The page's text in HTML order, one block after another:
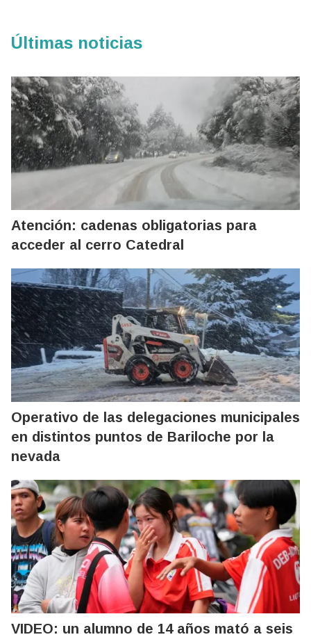
Últimas noticias
Atención: cadenas obligatorias para
acceder al cerro Catedral
Operativo de las delegaciones municipales
en distintos puntos de Bariloche por la
nevada
VIDEO: un alumno de 14 años mató a seis